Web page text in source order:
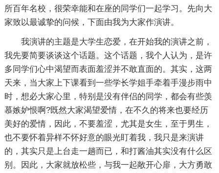
所百年名校，很荣幸能和在座的同学们一起学习。先向大
家致以最诚挚的问候，下面由我为大家作演讲。
我演讲的主题是大学生恋爱，在开始我的演讲之前，
我先要简要谈谈这个话题。这个话题，我个人认为，是许
多同学们心中渴望而表面羞涩并不敢直面的。其实，这两
天来，当大家上下课看到一些学长学姐手牵着手漫步雨中
时，想必大家心里，特别是没有伴侣的同学，都会有些羡
慕嫉妒恨啊?既然大家渴望爱情，在不久的将来也要经历
美好的爱情，因此，不要羞涩，尤其是女生，至于男生，
也不要怀着异样不怀好意的眼光盯着我，我只是来演讲
的，其实只是上台走一趟而已，和打酱油其实没有什么区
别。因此，大家就放松些，与我一起敞开心扉，大方勇敢